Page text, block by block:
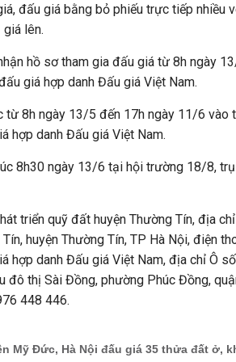
đấu giá bằng bỏ phiếu trực tiếp nhiều
lên.
hồ sơ tham gia đấu giá từ 8h ngày
giá hợp danh Đấu giá Việt Nam.
8h ngày 13/5 đến 17h ngày 11/6 vào
hợp danh Đấu giá Việt Nam.
8h30 ngày 13/6 tại hội trường 18/8,
triển quỹ đất huyện Thường Tín, địa
huyện Thường Tín, TP Hà Nội, điện
hợp danh Đấu giá Việt Nam, địa chỉ Ô
đô thị Sài Đồng, phường Phúc Đồng,
448 446.